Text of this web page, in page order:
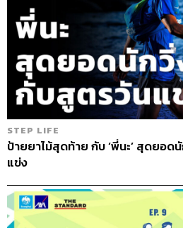
แรงก่อน ก่อนจะดูแลคน
ผมเอาเป้าหมายเป็นหลัก ถ้าเป้า
เยอะผมก็ต้องฝืนให้ตัวเองวิ่งไป เพ
พัฒนาขึ้น อีกอย่างผมใช้วิธีการเพิ่
ชั่งน้ำหนัก พอเห็นน้ำหนักลงเรื่อยๆ
เยอะมาก วิ่งเสร็จชั่งเลย นอกจากนั้
และเครื่องวัดน้ำตาล วัดทุกวันมันก็
เชียร์ให้ผมวิ่ง เลยต้องให้กำลังใจตั
ทำให้ตัวเองอยากวิ่งต่อ
STEP LIFE
ป้ายยาไม้สุดท้าย กับ ‘พี่นะ’ สุดยอด
แข่ง